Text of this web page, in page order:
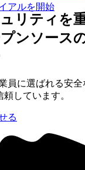
アルを開始
リティを
ンソース
員に選ばれる安
しています。
る